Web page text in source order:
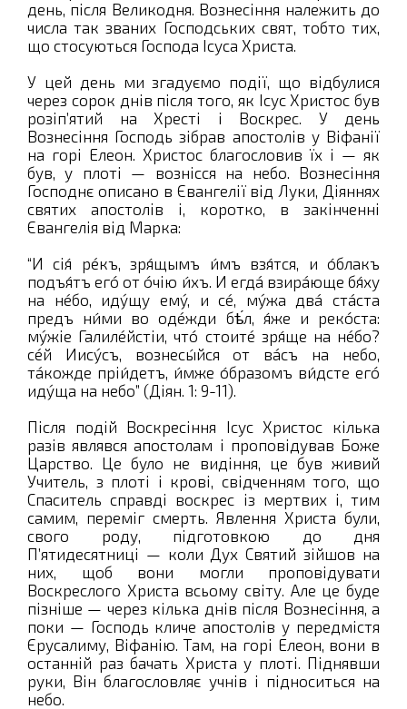
день, після Великодня. Вознесіння належить до
числа так званих Господських свят, тобто тих,
що стосуються Господа Ісуса Христа.
У цей день ми згадуємо події, що відбулися
через сорок днів після того, як Ісус Христос був
розіп’ятий на Хресті і Воскрес. У день
Вознесіння Господь зібрав апостолів у Віфанії
на горі Елеон. Христос благословив їх і — як
був, у плоті — вознісся на небо. Вознесіння
Господнє описано в Євангелії від Луки, Діяннях
святих апостолів і, коротко, в закінченні
Євангелія від Марка:
“И сiя́ рéкъ, зря́щымъ и́мъ взя́тся, и о́блакъ
подъя́тъ егó от óчiю и́хъ. И егдá взирáюще бя́ху
на нéбо, идýщу емý, и сé, мýжа двá стáста
предъ ни́ми во одéжди бѣ́лѣ, я́же и рекóста:
мýжiе Галилéйстiи, чтó стоитé зря́ще на нéбо?
сéй Иисýсъ, вознесы́йся от вáсъ на небо,
тáкожде прiи́детъ, и́мже о́бразомъ ви́дѣсте егó
идýща на небо” (Діян. 1: 9-11).
Після подій Воскресіння Ісус Христос кілька
разів являвся апостолам і проповідував Боже
Царство. Це було не видіння, це був живий
Учитель, з плоті і крові, свідченням того, що
Спаситель справді воскрес із мертвих і, тим
самим, переміг смерть. Явлення Христа були,
свого роду, підготовкою до дня
П’ятидесятниці — коли Дух Святий зійшов на
них, щоб вони могли проповідувати
Воскреслого Христа всьому світу. Але це буде
пізніше — через кілька днів після Вознесіння, а
поки — Господь кличе апостолів у передмістя
Єрусалиму, Віфанію. Там, на горі Елеон, вони в
останній раз бачать Христа у плоті. Піднявши
руки, Він благословляє учнів і підноситься на
небо.